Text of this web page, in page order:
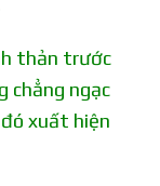
thản trước
chẳng ngạc
xuất hiện